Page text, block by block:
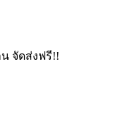
จัดส่งฟรี!!